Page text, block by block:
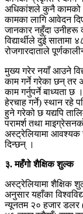
अधिकांशले कुनै
कामका लागि आवेदन दिए
जानकार नहुँदा
विद्यार्थीले दुई
रोजगारदाताले
मुख्य गरेर नयाँ आउने
काम गर्ने गरेका छन् तर
काम गर्नुपर्ने बाध्यता छ
हेरचाह गर्ने) स्थान रहे
हुने गरेको छ यद्यपि
परामर्श तथा
अस्ट्रेलियामा
दिन्छन् ।
३. महँगो शैक्षिक शुल्क
अस्ट्रेलियामा शैक्षिक
अनुसार यहाँका
न्यूनतम २० हजार डलर